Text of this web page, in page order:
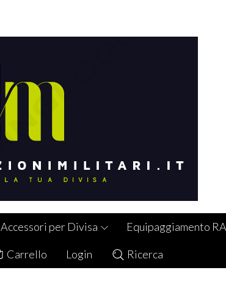
Accessori per Divisa Equipaggiamento
Carrello Login Ricerca